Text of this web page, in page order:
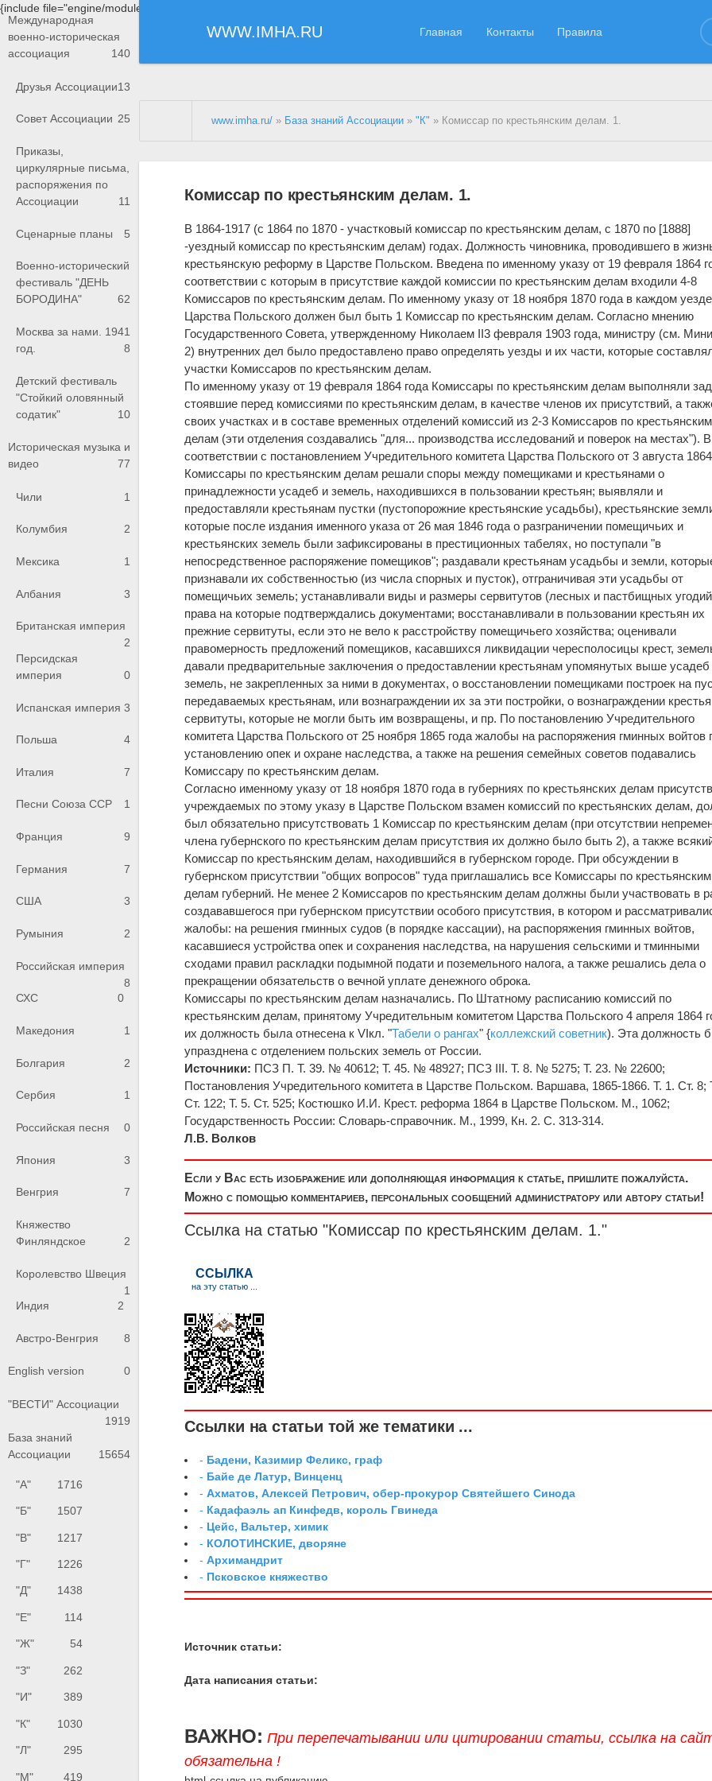
{include file="engine/modules/saperu/head.php"}
WWW.IMHA.RU Главная Контакты Правила
Международная
военно-историческая
ассоциация
140
Друзья Ассоциации13
Совет Ассоциации 25
Приказы,
циркулярные письма,
распоряжения по
Ассоциации
11
Сценарные планы 5
Военно-исторический
фестиваль "ДЕНЬ
БОРОДИНА"
62
Москва за нами. 1941
год.
8
Детский фестиваль
"Стойкий оловянный
содатик"
10
Историческая музыка и
видео
77
Чили 1
Колумбия 2
Мексика 1
Албания 3
Британская империя
2
Персидская
империя
0
Испанская империя 3
Польша 4
Италия 7
Песни Союза ССР 1
Франция 9
Германия 7
США 3
Румыния 2
Российская империя
8
СХС
0
Македония 1
Болгария 2
Сербия 1
Российская песня 0
Япония 3
Венгрия 7
Княжество
Финляндское
2
Королевство Швеция
1
Индия
2
Австро-Венгрия 8
English version 0
"ВЕСТИ" Ассоциации
1919
База знаний
Ассоциации
15654
"А" 1716
"Б" 1507
"В" 1217
"Г" 1226
"Д" 1438
"Е" 114
"Ж" 54
"З" 262
"И" 389
"К" 1030
"Л" 295
"М" 419
www.imha.ru/ » База знаний Ассоциации »"К" » Комиссар по крестьянским делам. 1.
Комиссар по крестьянским делам. 1.
В 1864-1917 (с 1864 по 1870 - участковый комиссар по крестьянским делам, с 1870 по [1888]
-уездный комиссар по крестьянским делам) годах. Должность чиновника, проводившего в
крестьянскую реформу в Царстве Польском. Введена по именному указу от 19 февраля 1864
соответствии с которым в присутствие каждой комиссии по крестьянским делам входили 4-8
Комиссаров по крестьянским делам. По именному указу от 18 ноября 1870 года в каждом уезде
Царства Польского должен был быть 1 Комиссар по крестьянским делам. Согласно мнению
Государственного Совета, утвержденному Николаем II3 февраля 1903 года, министру (см.
2) внутренних дел было предоставлено право определять уезды и их части, которые
участки Комиссаров по крестьянским делам.
По именному указу от 19 февраля 1864 года Комиссары по крестьянским делам выполняли
стоявшие перед комиссиями по крестьянским делам, в качестве членов их присутствий, а
своих участках и в составе временных отделений комиссий из 2-3 Комиссаров по крестьянским
делам (эти отделения создавались "для... производства исследований и поверок на местах"). В
соответствии с постановлением Учредительного комитета Царства Польского от 3 августа
Комиссары по крестьянским делам решали споры между помещиками и крестьянами о
принадлежности усадеб и земель, находившихся в пользовании крестьян; выявляли и
предоставляли крестьянам пустки (пустопорожние крестьянские усадьбы), крестьянские
которые после издания именного указа от 26 мая 1846 года о разграничении помещичьих и
крестьянских земель были зафиксированы в престиционных табелях, но поступали "в
непосредственное распоряжение помещиков"; раздавали крестьянам усадьбы и земли,
признавали их собственностью (из числа спорных и пусток), отграничивая эти усадьбы от
помещичьих земель; устанавливали виды и размеры сервитутов (лесных и пастбищных
права на которые подтверждались документами; восстанавливали в пользовании крестьян их
прежние сервитуты, если это не вело к расстройству помещичьего хозяйства; оценивали
правомерность предложений помещиков, касавшихся ликвидации чересполосицы крест,
давали предварительные заключения о предоставлении крестьянам упомянутых выше усадеб
земель, не закрепленных за ними в документах, о восстановлении помещиками построек на
передаваемых крестьянам, или вознаграждении их за эти постройки, о вознаграждении
сервитуты, которые не могли быть им возвращены, и пр. По постановлению Учредительного
комитета Царства Польского от 25 ноября 1865 года жалобы на распоряжения гминных войтов
установлению опек и охране наследства, а также на решения семейных советов подавались
Комиссару по крестьянским делам.
Согласно именному указу от 18 ноября 1870 года в губерниях по крестьянских делам
учреждаемых по этому указу в Царстве Польском взамен комиссий по крестьянских делам,
был обязательно присутствовать 1 Комиссар по крестьянским делам (при отсутствии
члена губернского по крестьянским делам присутствия их должно было быть 2), а также
Комиссар по крестьянским делам, находившийся в губернском городе. При обсуждении в
губернском присутствии "общих вопросов" туда приглашались все Комиссары по крестьянским
делам губерний. Не менее 2 Комиссаров по крестьянским делам должны были участвовать в
создававшегося при губернском присутствии особого присутствия, в котором и
жалобы: на решения гминных судов (в порядке кассации), на распоряжения гминных войтов,
касавшиеся устройства опек и сохранения наследства, на нарушения сельскими и тминными
сходами правил раскладки подымной подати и поземельного налога, а также решались дела о
прекращении обязательств о вечной уплате денежного оброка.
Комиссары по крестьянским делам назначались. По Штатному расписанию комиссий по
крестьянским делам, принятому Учредительным комитетом Царства Польского 4 апреля 1864
их должность была отнесена к VIкл. "Табели о рангах" {коллежский советник). Эта должность
упразднена с отделением польских земель от России.
Источники: ПСЗ П. Т. 39. № 40612; Т. 45. № 48927; ПСЗ III. Т. 8. № 5275; Т. 23. № 22600;
Постановления Учредительного комитета в Царстве Польском. Варшава, 1865-1866. Т. 1. Ст. 8;
Ст. 122; Т. 5. Ст. 525; Костюшко И.И. Крест. реформа 1864 в Царстве Польском. М., 1062;
Государственность России: Словарь-справочник. М., 1999, Кн. 2. С. 313-314.
Л.В. Волков
Если у Вас есть изображение или дополняющая информация к статье, пришлите пожалуйста.
Можно с помощью комментариев, персональных сообщений администратору или автору статьи!
Ссылка на статью "Комиссар по крестьянским делам. 1."
Ссылки на статьи той же тематики ...
- Бадени, Казимир Феликс, граф
- Байе де Латур, Винценц
-Ахматов, Алексей Петрович, обер-прокурор Святейшего Синода
- Кадафаэль ап Кинфедв, король Гвинеда
- Цейс, Вальтер, химик
- КОЛОТИНСКИЕ, дворяне
-Архимандрит
- Псковское княжество
Источник статьи:
Дата написания статьи:
ВАЖНО: При перепечатывании или цитировании статьи, ссылка на
обязательна !